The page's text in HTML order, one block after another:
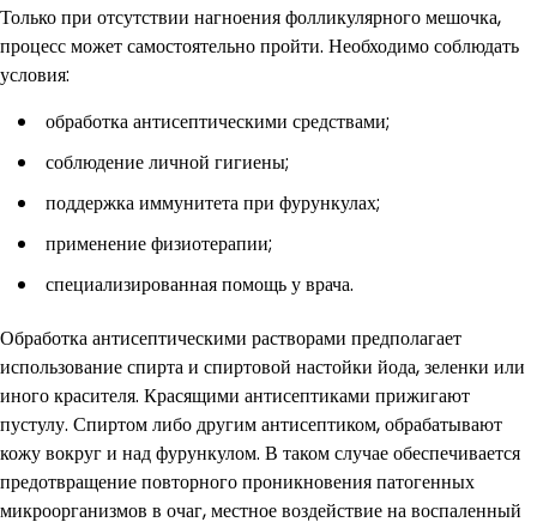
Только при отсутствии нагноения фолликулярного мешочка,
процесс может самостоятельно пройти. Необходимо соблюдать
условия:
обработка антисептическими средствами;
соблюдение личной гигиены;
поддержка иммунитета при фурункулах;
применение физиотерапии;
специализированная помощь у врача.
Обработка антисептическими растворами предполагает
использование спирта и спиртовой настойки йода, зеленки или
иного красителя. Красящими антисептиками прижигают
пустулу. Спиртом либо другим антисептиком, обрабатывают
кожу вокруг и над фурункулом. В таком случае обеспечивается
предотвращение повторного проникновения патогенных
микроорганизмов в очаг, местное воздействие на воспаленный